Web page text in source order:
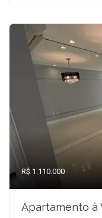
R$ 1.110.000
Apartamento à